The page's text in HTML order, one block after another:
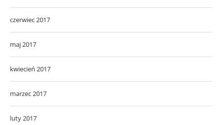
czerwiec 2017
maj 2017
kwiecień 2017
marzec 2017
luty 2017